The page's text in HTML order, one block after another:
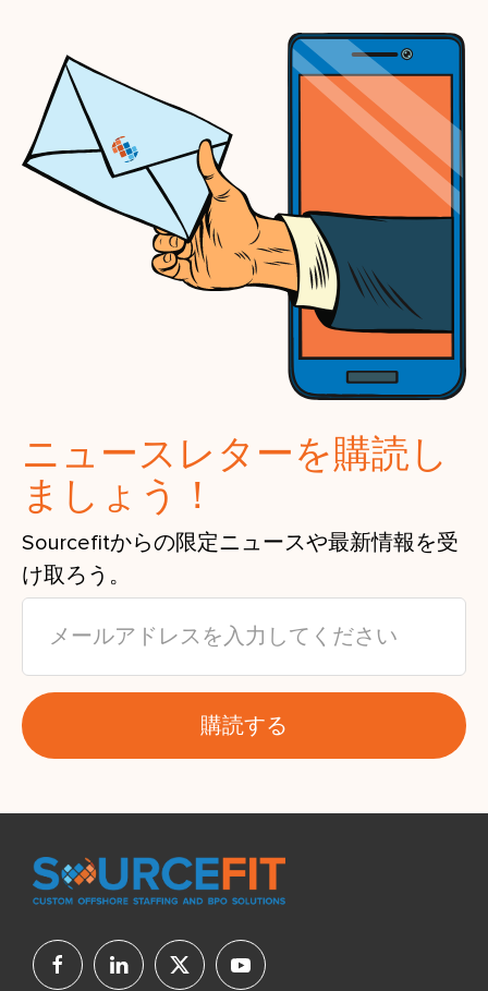
ニュースレターを購読し
ましょう！
Sourcefitからの限定ニュースや最新情報を受
け取ろう。